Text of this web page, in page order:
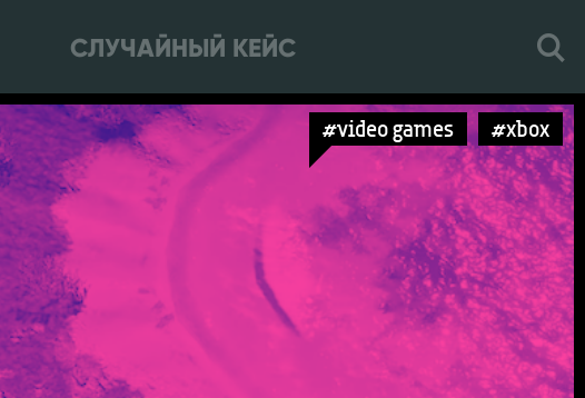
СЛУЧАЙНЫЙ КЕЙС
#video games #xbox